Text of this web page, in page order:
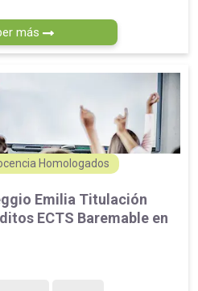
más
Homologados
Emilia Titulación
ECTS Baremable en